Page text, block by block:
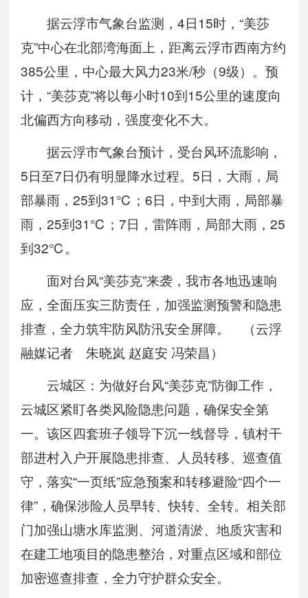
据云浮市气象台监测，4日15时，“美莎
克”中心在北部湾海面上，距离云浮市西南方约
385公里，中心最大风力23米/秒（9级）。预
计，“美莎克”将以每小时10到15公里的速度向
北偏西方向移动，强度变化不大。
据云浮市气象台预计，受台风环流影响，
5日至7日仍有明显降水过程。5日，大雨，局
部暴雨，25到31℃；6日，中到大雨，局部暴
雨，25到31℃；7日，雷阵雨，局部大雨，25
到32℃。
面对台风“美莎克”来袭，我市各地迅速响
应，全面压实三防责任，加强监测预警和隐患
排查，全力筑牢防风防汛安全屏障。 （云浮
融媒记者 朱晓岚 赵庭安 冯荣昌）
云城区：为做好台风“美莎克”防御工作，
云城区紧盯各类风险隐患问题，确保安全第
一。该区四套班子领导下沉一线督导，镇村干
部进村入户开展隐患排查、人员转移、巡查值
守，落实“一页纸”应急预案和转移避险“四个一
律”，确保涉险人员早转、快转、全转。相关部
门加强山塘水库监测、河道清淤、地质灾害和
在建工地项目的隐患整治，对重点区域和部位
加密巡查排查，全力守护群众安全。